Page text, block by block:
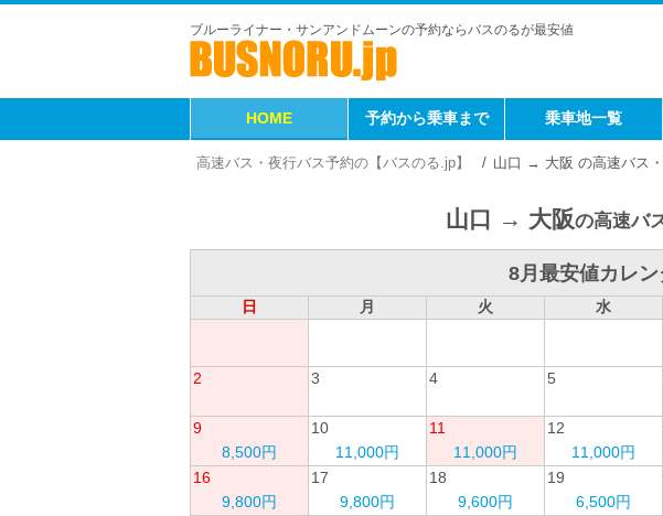
ブルーライナー・サンアンドムーンの予約ならバスのるが最安値
HOME 予約から乗車まで 乗車地一覧
高速バス・夜行バス予約の【バスのる.jp】 山口 → 大阪 の高速バス
山口 → 大阪の高速バ
8月最安値カレン
日
月 火 水
2 3 4 5
9
8,500円
10
11,000円
11
11,000円
12
11,000円
16
9,800円
17
9,800円
18
9,600円
19
6,500円